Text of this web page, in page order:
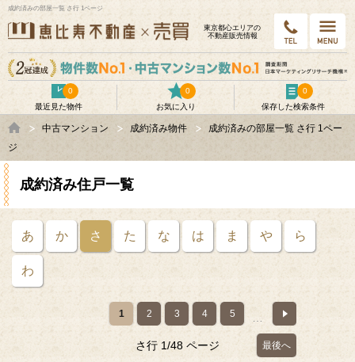
成約済みの部屋一覧 さ行 1ページ
東京都⼼エリアの
不動産販売情報
最近見た物件
0
お気に入り
0
保存した検索条件
0
中古マンション 成約済み物件
成約済みの部屋一覧 さ行 1ペー
ジ
成約済み住戸一覧
あ か さ た な は ま や ら
わ
1 2 3 4 5 …
さ行 1/48 ページ 最後へ